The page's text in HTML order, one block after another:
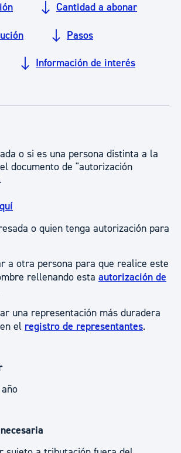
Cantidad a abonar
Pasos
Información de interés
o si es una persona distinta a la
documento de "autorización
o quien tenga autorización para
a otra persona para que realice este
rellenando esta autorización de
una representación más duradera
el registro de representantes.